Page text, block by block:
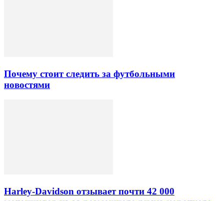
Почему стоит следить за футбольными
новостями
Harley-Davidson отзывает почти 42 000